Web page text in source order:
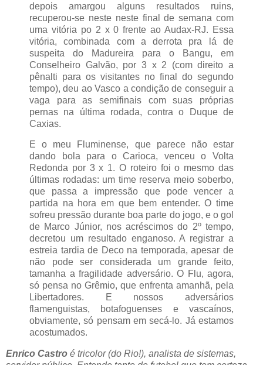
depois amargou alguns resultados ruins,
recuperou-se neste neste final de semana com
uma vitória po 2 x 0 frente ao Audax-RJ. Essa
vitória, combinada com a derrota pra lá de
suspeita do Madureira para o Bangu, em
Conselheiro Galvão, por 3 x 2 (com direito a
pênalti para os visitantes no final do segundo
tempo), deu ao Vasco a condição de conseguir a
vaga para as semifinais com suas próprias
pernas na última rodada, contra o Duque de
Caxias.
E o meu Fluminense, que parece não estar
dando bola para o Carioca, venceu o Volta
Redonda por 3 x 1. O roteiro foi o mesmo das
últimas rodadas: um time reserva meio soberbo,
que passa a impressão que pode vencer a
partida na hora em que bem entender. O time
sofreu pressão durante boa parte do jogo, e o gol
de Marco Júnior, nos acréscimos do 2º tempo,
decretou um resultado enganoso. A registrar a
estreia tardia de Deco na temporada, apesar de
não pode ser considerada um grande feito,
tamanha a fragilidade adversário. O Flu, agora,
só pensa no Grêmio, que enfrenta amanhã, pela
Libertadores. E nossos adversários
flamenguistas, botafoguenses e vascaínos,
obviamente, só pensam em secá-lo. Já estamos
acostumados.
Enrico Castro é tricolor (do Rio!), analista de sistemas,